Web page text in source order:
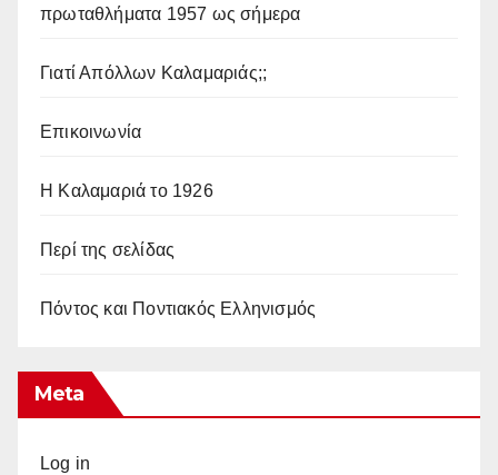
πρωταθλήματα 1957 ως σήμερα
Γιατί Απόλλων Καλαμαριάς;;
Επικοινωνία
Η Καλαμαριά το 1926
Περί της σελίδας
Πόντος και Ποντιακός Ελληνισμός
Meta
Log in